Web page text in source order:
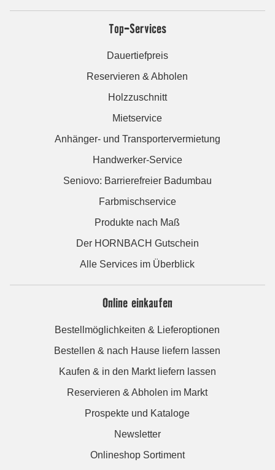
Top-Services
Dauertiefpreis
Reservieren & Abholen
Holzzuschnitt
Mietservice
Anhänger- und Transportervermietung
Handwerker-Service
Seniovo: Barrierefreier Badumbau
Farbmischservice
Produkte nach Maß
Der HORNBACH Gutschein
Alle Services im Überblick
Online einkaufen
Bestellmöglichkeiten & Lieferoptionen
Bestellen & nach Hause liefern lassen
Kaufen & in den Markt liefern lassen
Reservieren & Abholen im Markt
Prospekte und Kataloge
Newsletter
Onlineshop Sortiment